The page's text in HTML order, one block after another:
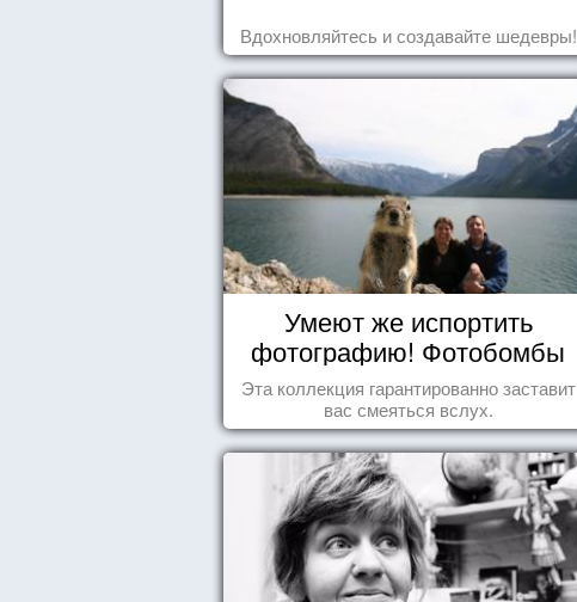
Вдохновляйтесь и создавайте шедевры!
Умеют же испортить
фотографию! Фотобомбы
животных
Эта коллекция гарантированно заставит
вас смеяться вслух.